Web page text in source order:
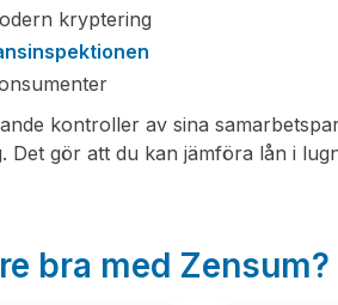
kryptering
kontroller av sina
Det gör att du kan jämföra lån i
bra med Zensum?